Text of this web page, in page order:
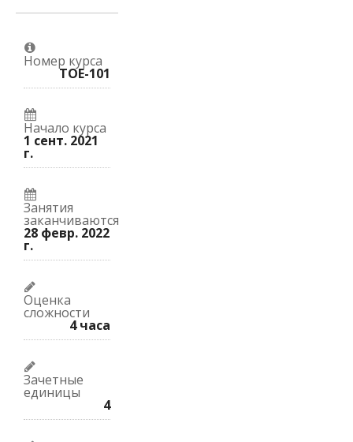
Номер курса
TOE-101
Начало курса
1 сент. 2021
г.
Занятия
заканчиваются
28 февр. 2022
г.
Оценка
сложности
4 часа
Зачетные
единицы
4